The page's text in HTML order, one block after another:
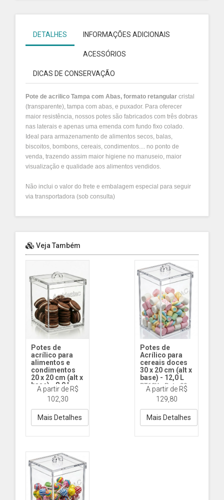
DETALHES INFORMAÇÕES ADICIONAIS
ACESSÓRIOS
DICAS DE CONSERVAÇÃO
Pote de acrilico Tampa com Abas, formato retangular cristal
(transparente), tampa com abas, e puxador. Para oferecer
maior resistência, nossos potes são fabricados com três dobras
nas laterais e apenas uma emenda com fundo fixo colado.
Ideal para armazenamento de alimentos secos, balas,
biscoitos, bombons, cereais, condimentos.... no ponto de
venda, trazendo assim maior higiene no manuseio, maior
visualização e qualidade aos alimentos vendidos.
Não inclui o valor do frete e embalagem especial para seguir
via transportadora (sob consulta)
Veja Também
Potes de
acrílico para
alimentos e
condimentos
20 x 20 cm (alt x
base) - 8,0 L
PT080Q - Pote 20
x 20 (alt x base )
Tampa com Abas
A partir de R$
102,30
Mais Detalhes
Potes de
Acrílico para
cereais doces
30 x 20 cm (alt x
base) - 12,0 L
PT12V - Pote 30 x
20 (alt x base )
Tampa com Abas
A partir de R$
129,80
Mais Detalhes